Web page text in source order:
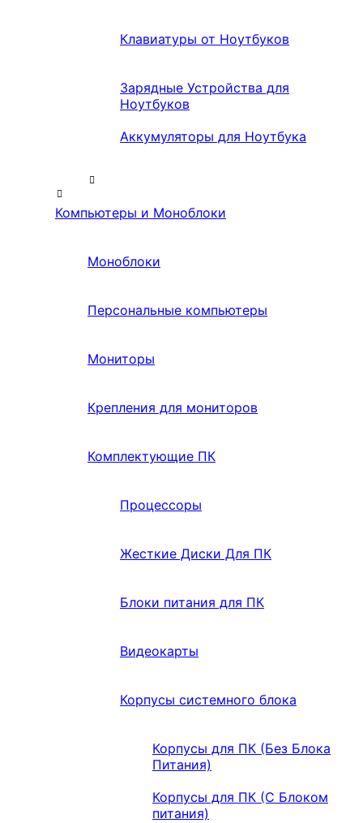
Клавиатуры от Ноутбуков
Зарядные Устройства для
Ноутбуков
Аккумуляторы для Ноутбука
Компьютеры и Моноблоки
Моноблоки
Персональные компьютеры
Мониторы
Крепления для мониторов
Комплектующие ПК
Процессоры
Жесткие Диски Для ПК
Блоки питания для ПК
Видеокарты
Корпусы системного блока
Корпусы для ПК (Без Блока
Питания)
Корпусы для ПК (С Блоком
питания)